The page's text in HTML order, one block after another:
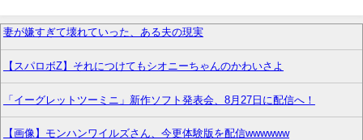
妻が嫌すぎて壊れていった、ある夫の現実
【スパロボZ】それにつけてもシオニーちゃんのかわいさよ
「イーグレットツーミニ」新作ソフト発表会、8月27日に配信へ！
【画像】モンハンワイルズさん、今更体験版を配信wwwwww